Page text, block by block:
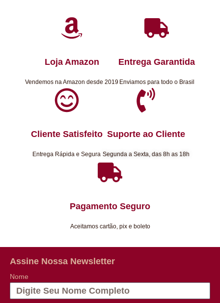
Loja Amazon
Vendemos na Amazon desde 2019
Entrega Garantida
Enviamos para todo o Brasil
Cliente Satisfeito
Entrega Rápida e Segura
Suporte ao Cliente
Segunda a Sexta, das 8h as 18h
Pagamento Seguro
Aceitamos cartão, pix e boleto
Assine Nossa Newsletter
Nome